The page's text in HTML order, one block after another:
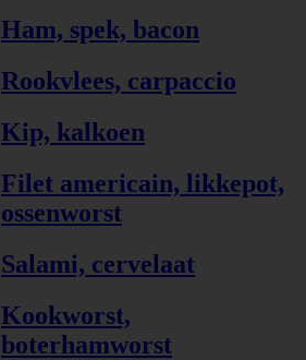
Ham, spek, bacon
Rookvlees, carpaccio
Kip, kalkoen
Filet americain, likkepot,
ossenworst
Salami, cervelaat
Kookworst,
boterhamworst